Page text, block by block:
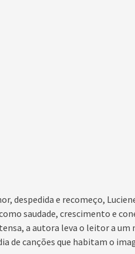
despedida e recomeço,
saudade, crescimento e
a autora leva o leitor a
de canções que habitam o